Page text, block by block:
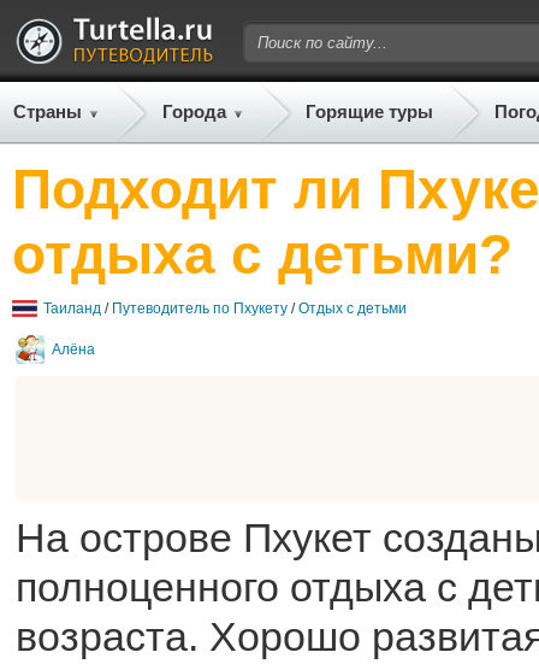
Страны Города Горящие туры
Подходит ли
отдыха с детьми?
Таиланд / Путеводитель по Пхукету /Отдых с детьми
Алёна
На острове Пхукет
полноценного отдыха с
возраста. Хорошо